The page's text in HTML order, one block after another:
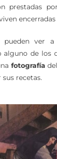
prestadas
pueden ver
alguno de los
fotografía
recetas.